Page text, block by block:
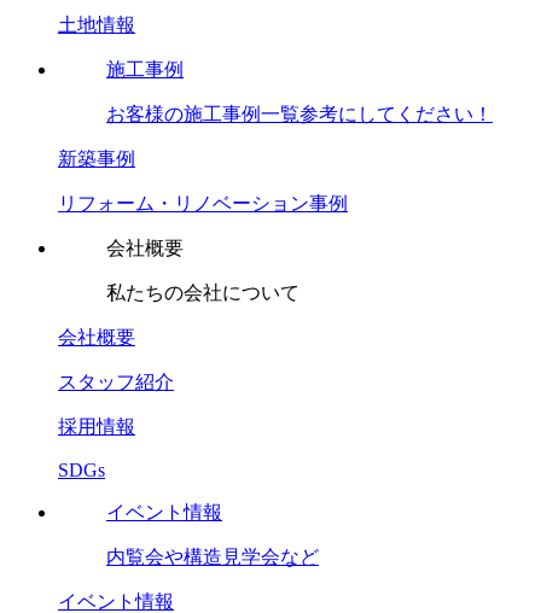
土地情報
施工事例
お客様の施工事例一覧参考にしてください！
新築事例
リフォーム・リノベーション事例
会社概要
私たちの会社について
会社概要
スタッフ紹介
採用情報
SDGs
イベント情報
内覧会や構造見学会など
イベント情報